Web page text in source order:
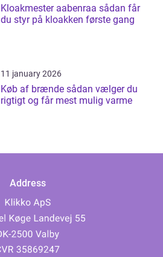
Kloakmester aabenraa sådan får
du styr på kloakken første gang
11 january 2026
Køb af brænde sådan vælger du
rigtigt og får mest mulig varme
Address